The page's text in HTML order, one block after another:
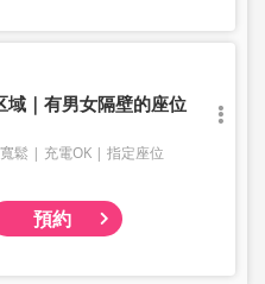
｜有男女隔壁的座位
寬鬆 充電OK 指定座位
預約